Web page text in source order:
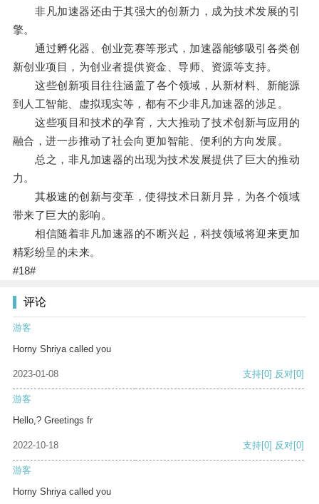
非凡加速器还由于其强大的创新力，成为技术发展的引
擎。
通过孵化器、创业竞赛等形式，加速器能够吸引各类创
新创业项目，为创业者提供资金、导师、资源等支持。
这些创新项目往往涵盖了各个领域，从新材料、新能源
到人工智能、虚拟现实等，都有不少非凡加速器的涉足。
这些项目和技术的孕育，大大推动了技术创新与应用的
融合，进一步推动了社会向更加智能、便利的方向发展。
总之，非凡加速器的出现为技术发展提供了巨大的推动
力。
其极速的创新与变革，使得技术日新月异，为各个领域
带来了巨大的影响。
相信随着非凡加速器的不断兴起，科技领域将迎来更加
精彩纷呈的未来。
#18#
评论
游客
Horny Shriya called you
2023-01-08 支持[0] 反对[0]
游客
Hello,? Greetings fr
2022-10-18 支持[0] 反对[0]
游客
Horny Shriya called you